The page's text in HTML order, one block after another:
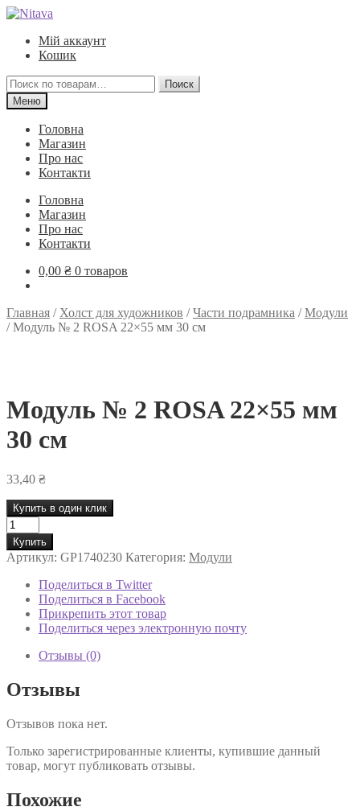
Перейти
навигации
Перейти
содержимому
Мій аккаунт
Кошик
Искать:
Поиск
Меню
Головна
Магазин
Про нас
Контакти
Головна
Магазин
Про нас
Контакти
0,00 ₴ 0 товаров
Главная / Холст для художников /Части подрамника /Модули
/Модуль № 2 ROSA 22×55 мм 30 см
Модуль № 2 ROSA 22×55 мм
30 см
33,40 ₴
Купить в один клик
Количество
товара
Модуль
№
ROSA
22x55
Купить
Артикул: GP1740230 Категория: Модули
Поделиться в Twitter
Поделиться в Facebook
Прикрепить этот товар
Поделиться через электронную почту
Отзывы (0)
Отзывы
Отзывов пока нет.
Только зарегистрированные клиенты, купившие данный
товар, могут публиковать отзывы.
Похожие